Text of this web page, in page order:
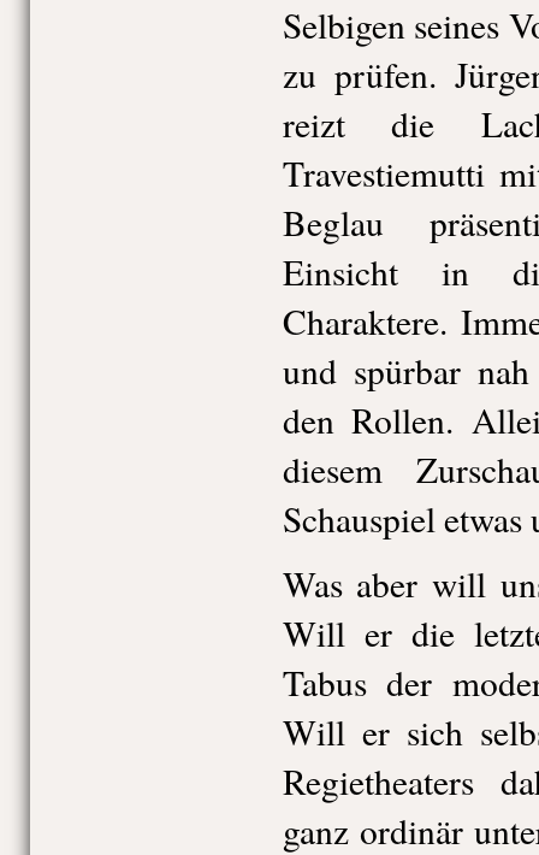
Selbigen seines
zu prüfen.
reizt die
Travestiemutti
Beglau
Einsicht in
Charaktere.
und spürbar
den Rollen.
diesem
Schauspiel etwas
Was aber will
Will er die
Tabus der
Will er sich
Regietheaters
ganz ordinär